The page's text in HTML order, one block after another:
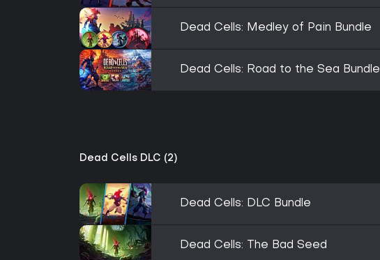
Dead Cells: Medley of Pain Bundle
Dead Cells: Road to the Sea Bundle
Dead Cells DLC (2)
Dead Cells: DLC Bundle
Dead Cells: The Bad Seed